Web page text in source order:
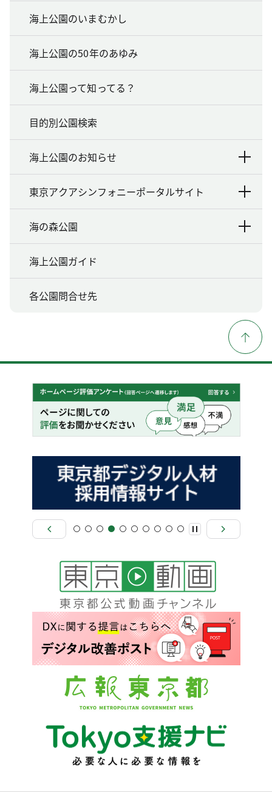
海上公園のいまむかし
海上公園の50年のあゆみ
海上公園って知ってる？
目的別公園検索
海上公園のお知らせ
東京アクアシンフォニーポータルサイト
海の森公園
海上公園ガイド
各公園問合せ先